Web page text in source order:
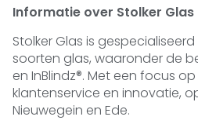
Informatie over Stolker Glas
Stolker Glas is
soorten glas, waaronder de
en InBlindz®. Met een focus
klantenservice en innovatie,
Nieuwegein en Ede.